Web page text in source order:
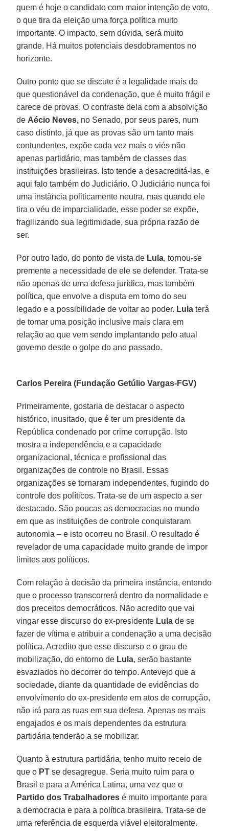
quem é hoje o candidato com maior intenção de voto,
o que tira da eleição uma força política muito
importante. O impacto, sem dúvida, será muito
grande. Há muitos potenciais desdobramentos no
horizonte.
Outro ponto que se discute é a legalidade mais do
que questionável da condenação, que é muito frágil e
carece de provas. O contraste dela com a absolvição
de Aécio Neves, no Senado, por seus pares, num
caso distinto, já que as provas são um tanto mais
contundentes, expõe cada vez mais o viés não
apenas partidário, mas também de classes das
instituições brasileiras. Isto tende a desacreditá-las, e
aqui falo também do Judiciário. O Judiciário nunca foi
uma instância politicamente neutra, mas quando ele
tira o véu de imparcialidade, esse poder se expõe,
fragilizando sua legitimidade, sua própria razão de
ser.
Por outro lado, do ponto de vista de Lula, tornou-se
premente a necessidade de ele se defender. Trata-se
não apenas de uma defesa jurídica, mas também
política, que envolve a disputa em torno do seu
legado e a possibilidade de voltar ao poder. Lula terá
de tomar uma posição inclusive mais clara em
relação ao que vem sendo implantando pelo atual
governo desde o golpe do ano passado.
Carlos Pereira (Fundação Getúlio Vargas-FGV)
Primeiramente, gostaria de destacar o aspecto
histórico, inusitado, que é ter um presidente da
República condenado por crime corrupção. Isto
mostra a independência e a capacidade
organizacional, técnica e profissional das
organizações de controle no Brasil. Essas
organizações se tornaram independentes, fugindo do
controle dos políticos. Trata-se de um aspecto a ser
destacado. São poucas as democracias no mundo
em que as instituições de controle conquistaram
autonomia – e isto ocorreu no Brasil. O resultado é
revelador de uma capacidade muito grande de impor
limites aos políticos.
Com relação à decisão da primeira instância, entendo
que o processo transcorrerá dentro da normalidade e
dos preceitos democráticos. Não acredito que vai
vingar esse discurso do ex-presidente Lula de se
fazer de vítima e atribuir a condenação a uma decisão
política. Acredito que esse discurso e o grau de
mobilização, do entorno de Lula, serão bastante
esvaziados no decorrer do tempo. Antevejo que a
sociedade, diante da quantidade de evidências do
envolvimento do ex-presidente em atos de corrupção,
não irá para as ruas em sua defesa. Apenas os mais
engajados e os mais dependentes da estrutura
partidária tenderão a se mobilizar.
Quanto à estrutura partidária, tenho muito receio de
que o PT se desagregue. Seria muito ruim para o
Brasil e para a América Latina, uma vez que o
Partido dos Trabalhadores é muito importante para
a democracia e para a política brasileira. Trata-se de
uma referência de esquerda viável eleitoralmente.